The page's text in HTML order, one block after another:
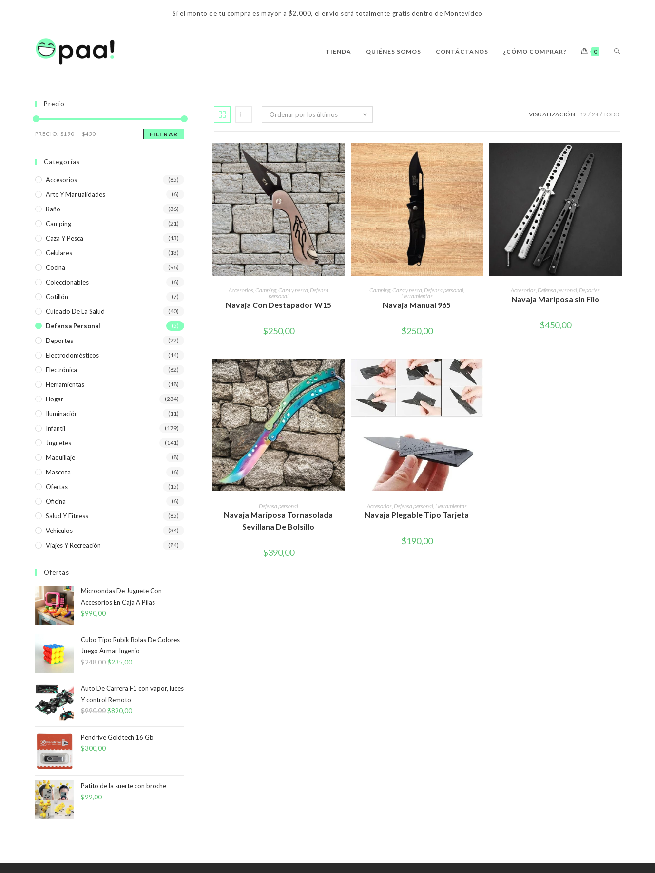
Si el monto de tu compra es mayor a $2.000, el envío será totalmente gratis dentro de Montevideo
TIENDA QUIÉNES SOMOS CONTÁCTANOS ¿CÓMO COMPRAR? 0 ALTERNAR
Ordenar por los últimos VISUALIZACIÓN: 12 24 TODO
AÑADIR AL CARRITO
Accesorios, Camping, Caza y pesca, Defensa
personal
Navaja Con Destapador W15
$250,00
AÑADIR AL CARRITO
Camping, Caza y pesca, Defensa personal,
Herramientas
Navaja Manual 965
$250,00
AÑADIR AL CARRITO
Accesorios, Defensa personal, Deportes
Navaja Mariposa sin Filo
$450,00
AÑADIR AL CARRITO
Defensa personal
Navaja Mariposa Tornasolada
Sevillana De Bolsillo
$390,00
AÑADIR AL CARRITO
Accesorios Defensa personal, Herramientas
Navaja Plegable Tipo Tarjeta
$190,00
Precio
Precio
Precio
FILTRAR
PRECIO: $190 — $450
Categorías
Accesorios (85)
Arte Y Manualidades (6)
Baño (36)
Camping (21)
Caza Y Pesca (13)
Celulares (13)
Cocina (96)
Coleccionables (6)
Cotillón (7)
Cuidado De La Salud (40)
Defensa Personal (5)
Deportes (22)
Electrodomésticos (14)
Electrónica (62)
Herramientas (18)
Hogar (234)
Iluminación (11)
Infantil (179)
Juguetes (141)
Maquillaje (8)
Mascota (6)
Ofertas (15)
Oficina (6)
Salud Y Fitness (85)
Vehículos (34)
Viajes Y Recreación (84)
Ofertas
Microondas De Juguete Con
Accesorios En Caja A Pilas
$990,00
Cubo Tipo Rubik Bolas De Colores
Juego Armar Ingenio
$248,00El
original
era:
$248,00.
$235,00El
actual
$235,00.
Auto De Carrera F1 con vapor, luces
Y control Remoto
$990,00El
original
$890,00El
actual
Pendrive Goldtech 16 Gb
$300,00
Patito de la suerte con broche
$99,00